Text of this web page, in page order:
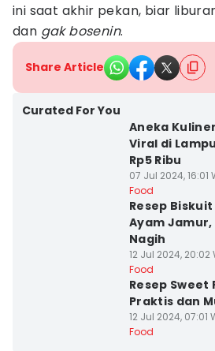
ini saat akhir pekan, biar
dan gak bosenin.
Share Article
Curated For You
Aneka
Viral di
Rp5 Ribu
07 Jul 2024, 16:01
Food
Resep
Ayam
Nagih
12 Jul 2024, 20:02
Food
Resep
Praktis dan
12 Jul 2024, 07:01
Food